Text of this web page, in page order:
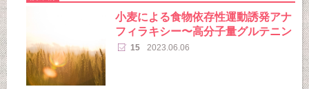
小麦による食物依存性運動誘発アナ
フィラキシー〜高分子量グルテニン
15 2023.06.06